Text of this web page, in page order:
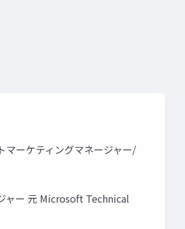
マーケティングマネージャー/
ャー 元 Microsoft Technical